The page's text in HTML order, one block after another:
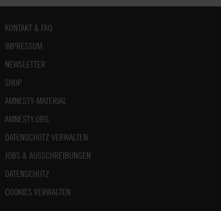
Fußbereich
KONTAKT & FAQ
IMPRESSUM
NEWSLETTER
SHOP
AMNESTY-MATERIAL
AMNESTY.ORG
DATENSCHUTZ VERWALTEN
JOBS & AUSSCHREIBUNGEN
DATENSCHUTZ
COOKIES VERWALTEN